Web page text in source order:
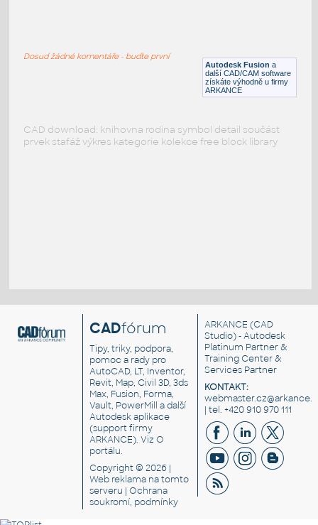
Autodesk Fusion a
další CAD/CAM software
získáte výhodně u firmy
ARKANCE
Dosud žádné komentáře - buďte první
CAD download: knihovna rodina symbol detail součást
prvek stafáž výkres kategorie kolekce free block library
CADfórum
Tipy, triky, podpora,
pomoc a rady pro
AutoCAD, LT, Inventor,
Revit, Map, Civil 3D, 3ds
Max, Fusion, Forma,
Vault, PowerMill a další
Autodesk aplikace
(support firmy
ARKANCE). VizO
portálu.
Copyright © 2026 |
Web reklama na tomto
serveru |Ochrana
soukromí, podmínky
ARKANCE (CAD
Studio) - Autodesk
Platinum Partner &
Training Center &
Services Partner
KONTAKT:
| tel. +420 910 970 111